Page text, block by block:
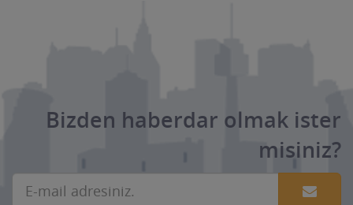
Bizden haberdar olmak ister
misiniz?